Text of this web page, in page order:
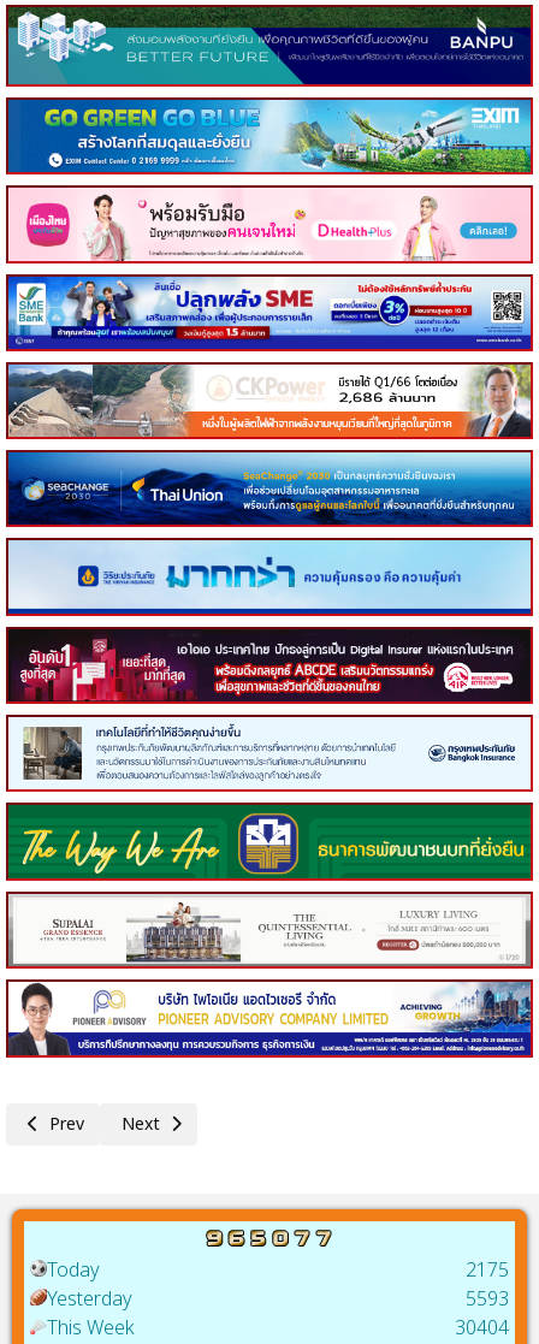
Previous article: จากหลังสู่ข้อ... จุดเปลี่ยนครั้งสำคัญ!“S Spine & Nerve”
Prev Next article: ทรู คอร์ปอเรชั่น ผนึกเครือทรู-ซีพี ดึงทรู ดิจิทัล
Next
Today
Yesterday
This Week
2175
5593
30404